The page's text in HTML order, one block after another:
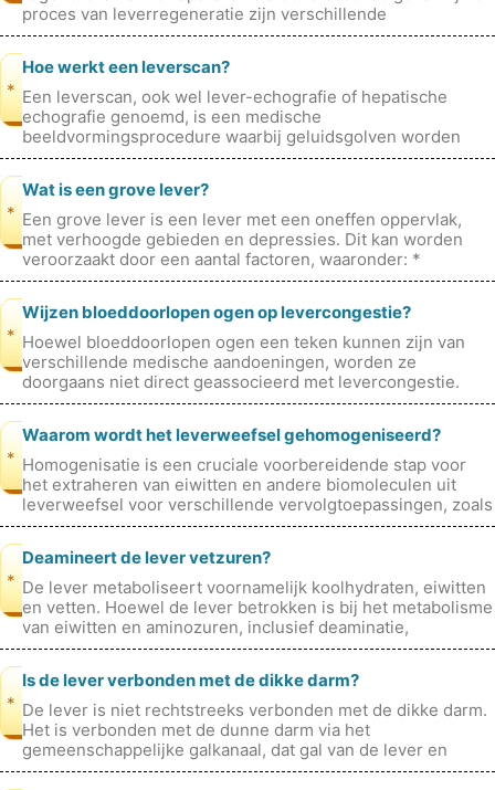
proces van leverregeneratie zijn verschillende
mechanismen en cellulaire r
*
Hoe werkt een leverscan?
Een leverscan, ook wel lever-echografie of hepatische
echografie genoemd, is een medische
beeldvormingsprocedure waarbij geluidsgolven worden
gebruikt om realtime beelden van de lever, galbl
*
Wat is een grove lever?
Een grove lever is een lever met een oneffen oppervlak,
met verhoogde gebieden en depressies. Dit kan worden
veroorzaakt door een aantal factoren, waaronder: *
Cirrose:dit is een aandoening
*
Wijzen bloeddoorlopen ogen op levercongestie?
Hoewel bloeddoorlopen ogen een teken kunnen zijn van
verschillende medische aandoeningen, worden ze
doorgaans niet direct geassocieerd met levercongestie.
Bloeddoorlopen ogen, ook wel conjun
*
Waarom wordt het leverweefsel gehomogeniseerd?
Homogenisatie is een cruciale voorbereidende stap voor
het extraheren van eiwitten en andere biomoleculen uit
leverweefsel voor verschillende vervolgtoepassingen, zoals
eiwitanalyse, enzymte
*
Deamineert de lever vetzuren?
De lever metaboliseert voornamelijk koolhydraten, eiwitten
en vetten. Hoewel de lever betrokken is bij het metabolisme
van eiwitten en aminozuren, inclusief deaminatie,
deamineert hij vetzur
*
Is de lever verbonden met de dikke darm?
De lever is niet rechtstreeks verbonden met de dikke darm.
Het is verbonden met de dunne darm via het
gemeenschappelijke galkanaal, dat gal van de lever en
galblaas naar de twaalfvingerige d